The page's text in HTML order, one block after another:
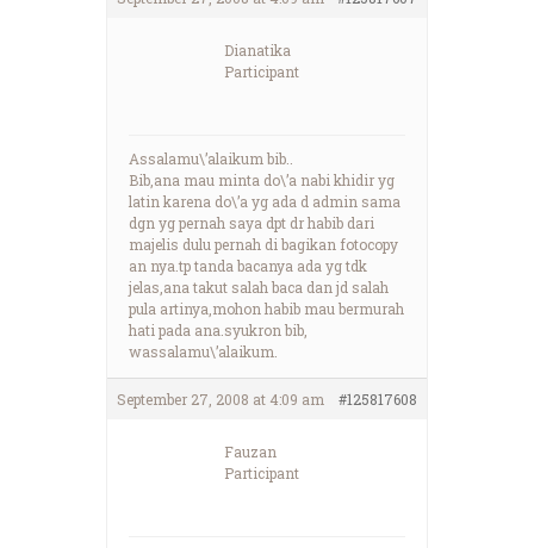
Dianatika
Participant
Assalamu\’alaikum bib..
Bib,ana mau minta do\’a nabi khidir yg
latin karena do\’a yg ada d admin sama
dgn yg pernah saya dpt dr habib dari
majelis dulu pernah di bagikan fotocopy
an nya.tp tanda bacanya ada yg tdk
jelas,ana takut salah baca dan jd salah
pula artinya,mohon habib mau bermurah
hati pada ana.syukron bib,
wassalamu\’alaikum.
September 27, 2008 at 4:09 am #125817608
Fauzan
Participant